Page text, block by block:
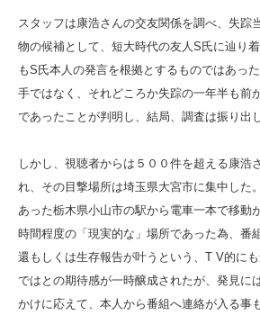
スタッフは康浩さんの交友関係を調べ、失踪
物の候補として、短大時代の友人S氏に辿り
もS氏本人の発言を根拠とするものではあっ
手ではなく、それどころか失踪の一年半も前
であったことが判明し、結局、調査は振り出
しかし、視聴者からは５００件を超える康浩
れ、その目撃場所は埼玉県大宮市に集中した
あった栃木県小山市の駅から電車一本で移動
時間程度の「現実的な」場所であった為、番
還もしくは生存報告が叶うという、T V的に
ではとの期待感が一時醸成されたが、発見に
かけに応えて、本人から番組へ連絡が入る事